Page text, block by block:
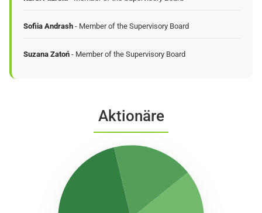
Sofiia Andrash - Member of the Supervisory Board
Suzana Zatoń - Member of the Supervisory Board
Aktionäre